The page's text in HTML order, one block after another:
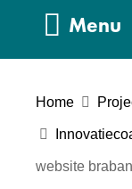
Menu
Home
website